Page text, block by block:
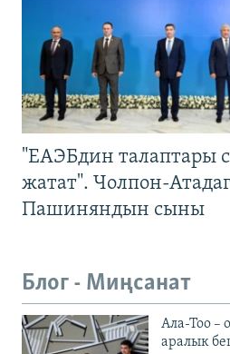
"ЕАЭБдин талаптары
жатат". Чолпон-
Пашиняндын сыны
Блог - Миңсанат
Ала-Тоо –
аралык